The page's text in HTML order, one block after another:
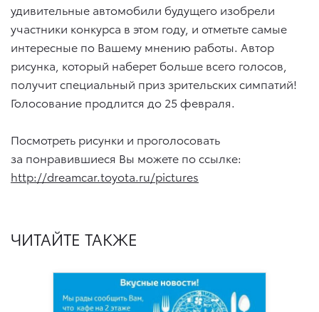
удивительные автомобили будущего изобрели
участники конкурса в этом году, и отметьте самые
интересные по Вашему мнению работы. Автор
рисунка, который наберет больше всего голосов,
получит специальный приз зрительских симпатий!
Голосование продлится до 25 февраля.
Посмотреть рисунки и проголосовать
за понравившиеся Вы можете по ссылке:
http://dreamcar.toyota.ru/pictures
ЧИТАЙТЕ ТАКЖЕ